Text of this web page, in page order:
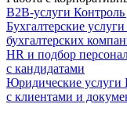
B2B-услуги
Бухгалтерские услуги
бухгалтерских
HR и подбор
с кандидатами
Юридические услуги
с клиентами и